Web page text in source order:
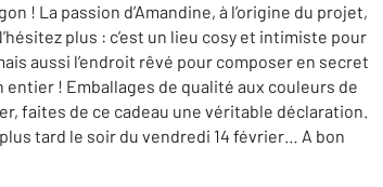
! La passion d’Amandine, à l’origine du projet,
plus : c’est un lieu cosy et intimiste pour
aussi l’endroit rêvé pour composer en secret
! Emballages de qualité aux couleurs de
faites de ce cadeau une véritable déclaration.
tard le soir du vendredi 14 février… A bon